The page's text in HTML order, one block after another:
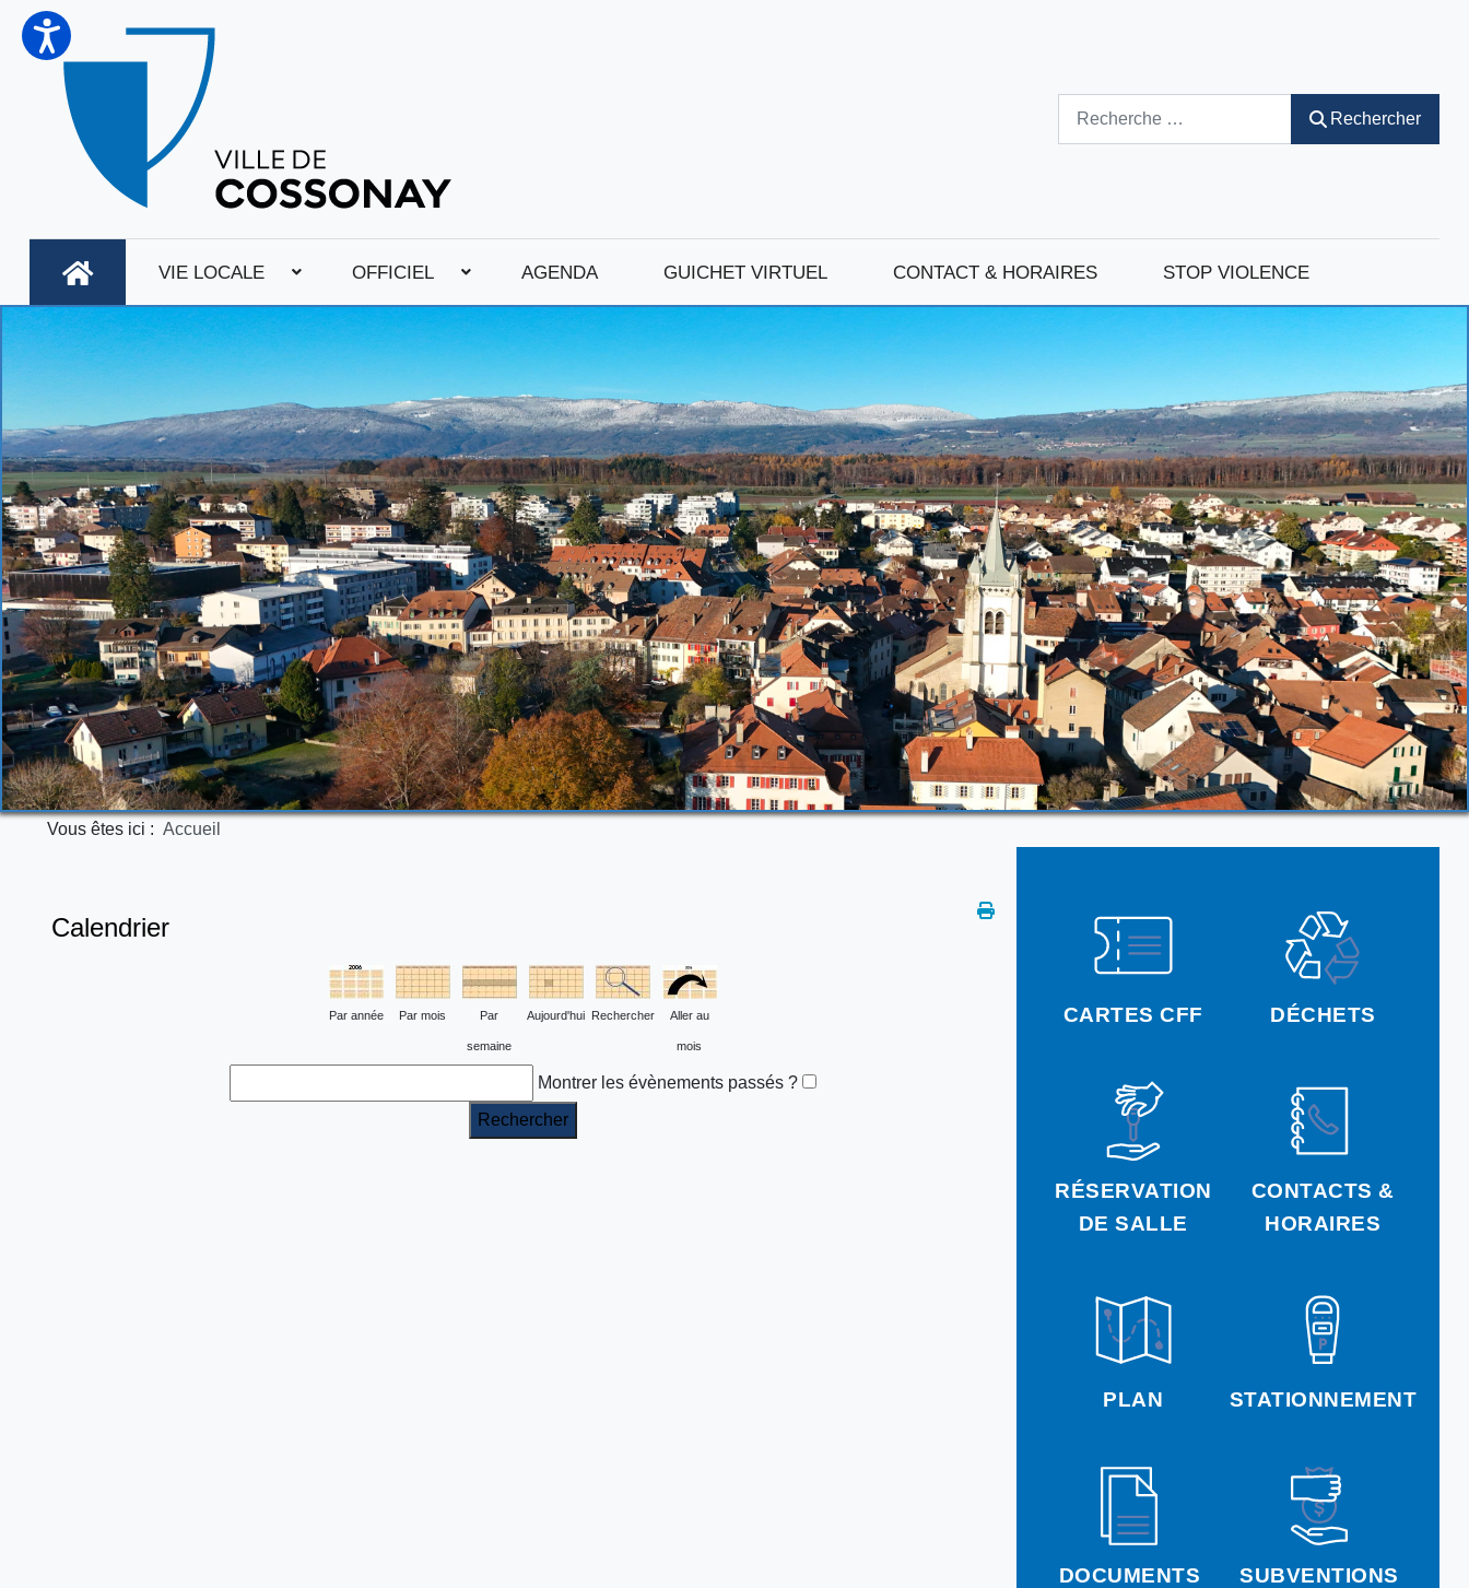
Rechercher
VIE LOCALE OFFICIEL AGENDA GUICHET VIRTUEL CONTACT & HORAIRES STOP VIOLENCE
Vous êtes ici : Accueil
CARTES CFF DÉCHETS
RÉSERVATION
DE SALLE
CONTACTS &
HORAIRES
PLAN STATIONNEMENT
DOCUMENTS
SUBVENTIONS
Calendrier
Par année Par mois Par
semaine
Aujourd'hui Rechercher Aller au
mois
Montrer les évènements passés ?